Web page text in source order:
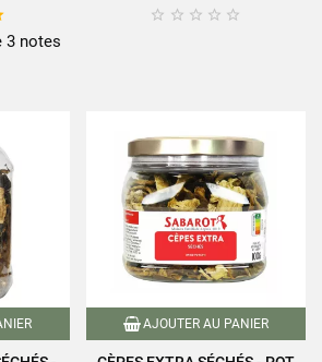
3 notes
    
AJOUTER AU PANIER